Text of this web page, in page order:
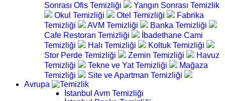
Sonrası Ofis Temizliği
Yangın Sonrası Temizlik
Okul Temizliği
Otel Temizliği
Fabrika
Temizliği
AVM Temizliği
Banka Temizliği
Cafe Restoran Temizliği
İbadethane Cami
Temizliği
Halı Temizliği
Koltuk Temizliği
Stor Perde Temizliği
Zemin Temizliği
Havuz
Temizliği
Tekne ve Yat Temizliği
Mağaza
Temizliği
Site ve Apartman Temizliği
Avrupa
İstanbul Avm Temizliği